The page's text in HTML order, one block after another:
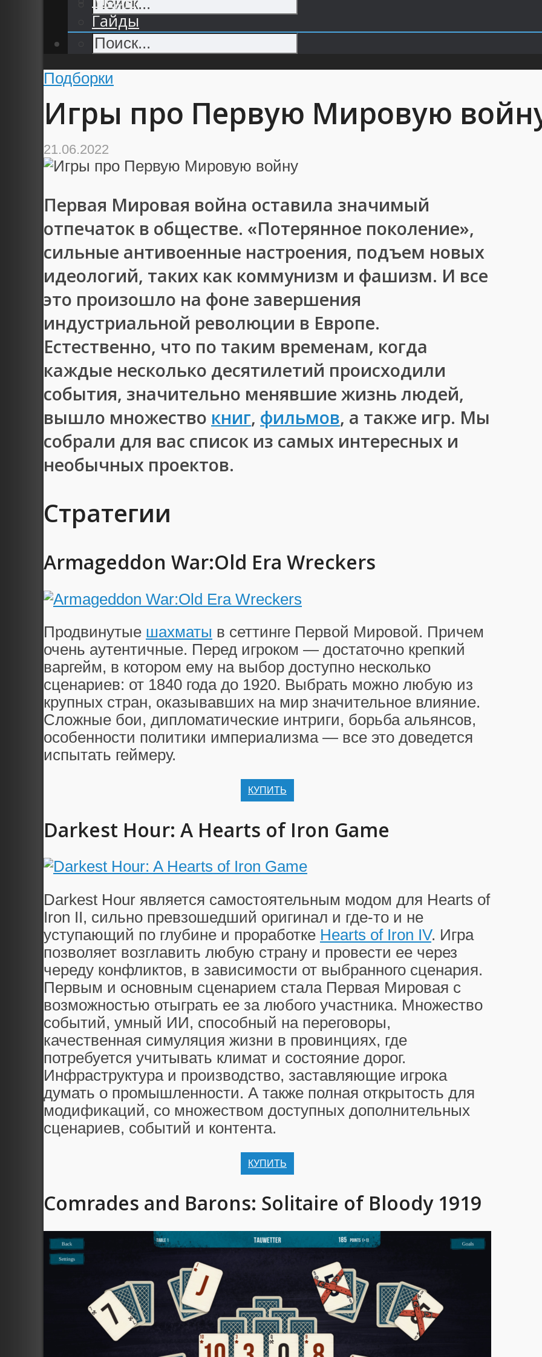
Гайды
Подборки
Игры про Первую Мировую
21.06.2022
Первая Мировая война оставила значимый
отпечаток в обществе. «Потерянное поколение»,
сильные антивоенные настроения, подъем новых
идеологий, таких как коммунизм и фашизм. И все
это произошло на фоне завершения
индустриальной революции в Европе.
Естественно, что по таким временам, когда
каждые несколько десятилетий происходили
события, значительно менявшие жизнь людей,
вышло множество книг, фильмов, а также игр. Мы
собрали для вас список из самых интересных и
необычных проектов.
Стратегии
Armageddon War:Old Era Wreckers
Продвинутые шахматы в сеттинге Первой Мировой. Причем
очень аутентичные. Перед игроком — достаточно крепкий
варгейм, в котором ему на выбор доступно несколько
сценариев: от 1840 года до 1920. Выбрать можно любую из
крупных стран, оказывавших на мир значительное влияние.
Сложные бои, дипломатические интриги, борьба альянсов,
особенности политики империализма — все это доведется
испытать геймеру.
КУПИТЬ
Darkest Hour: A Hearts of Iron Game
Darkest Hour является самостоятельным модом для Hearts of
Iron II, сильно превзошедший оригинал и где-то и не
уступающий по глубине и проработке Hearts of Iron IV. Игра
позволяет возглавить любую страну и провести ее через
череду конфликтов, в зависимости от выбранного сценария.
Первым и основным сценарием стала Первая Мировая с
возможностью отыграть ее за любого участника. Множество
событий, умный ИИ, способный на переговоры,
качественная симуляция жизни в провинциях, где
потребуется учитывать климат и состояние дорог.
Инфраструктура и производство, заставляющие игрока
думать о промышленности. А также полная открытость для
модификаций, со множеством доступных дополнительных
сценариев, событий и контента.
КУПИТЬ
Comrades and Barons: Solitaire of Bloody 1919